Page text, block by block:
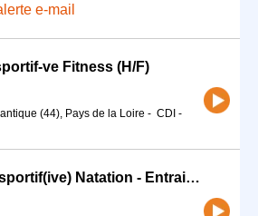
e-mail
ve Fitness (H/F)
(44), Pays de la Loire - CDI -
Éducateur(trice) sportif(ive) Natation - Entraineur(e) natation (H/F)